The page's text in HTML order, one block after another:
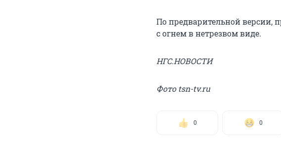
По предварительной версии,
с огнем в нетрезвом виде.
НГС.НОВОСТИ
Фото tsn-tv.ru
0 0